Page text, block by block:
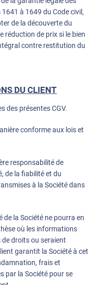
à 1649 du Code civil,
de la découverte du
réduction de prix si le bien
contre restitution du
DU CLIENT
des présentes CGV.
conforme aux lois et
responsabilité de
de la fiabilité et du
à la Société dans
la Société ne pourra en
où les informations
droits ou seraient
garantit la Société à cet
frais et
par la Société pour se